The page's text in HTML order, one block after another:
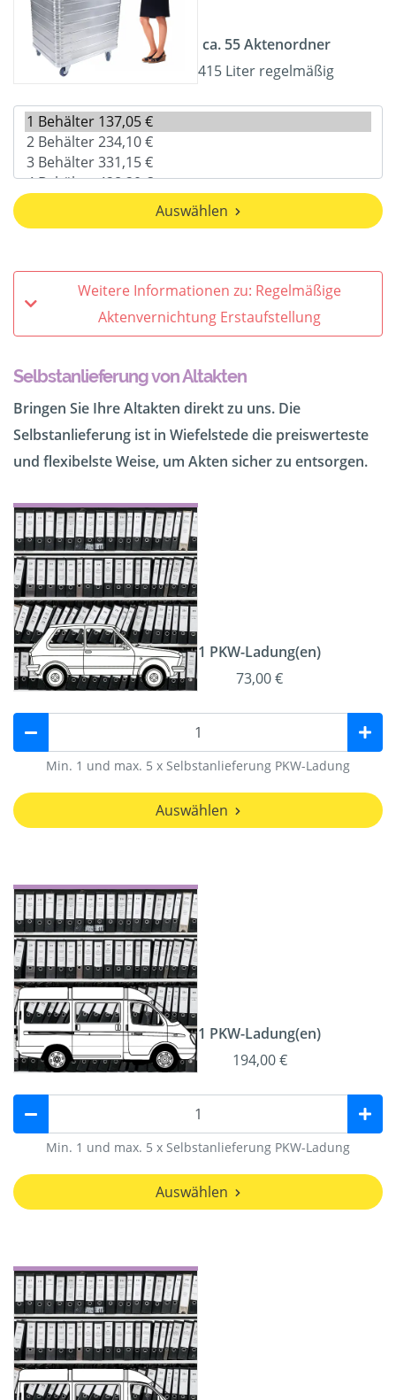
ca. 55 Aktenordner
415 Liter regelmäßig
Auswählen
Weitere Informationen zu: Regelmäßige
Aktenvernichtung Erstaufstellung
Selbstanlieferung von Altakten
Bringen Sie Ihre Altakten direkt zu uns. Die
Selbstanlieferung ist in Wiefelstede die preiswerteste
und flexibelste Weise, um Akten sicher zu entsorgen.
1 PKW-Ladung(en)
73,00 €
Min. 1 und max. 5 x Selbstanlieferung PKW-Ladung
Auswählen
1 PKW-Ladung(en)
194,00 €
Min. 1 und max. 5 x Selbstanlieferung PKW-Ladung
Auswählen